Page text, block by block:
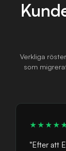
Verkliga
som
"Efter att